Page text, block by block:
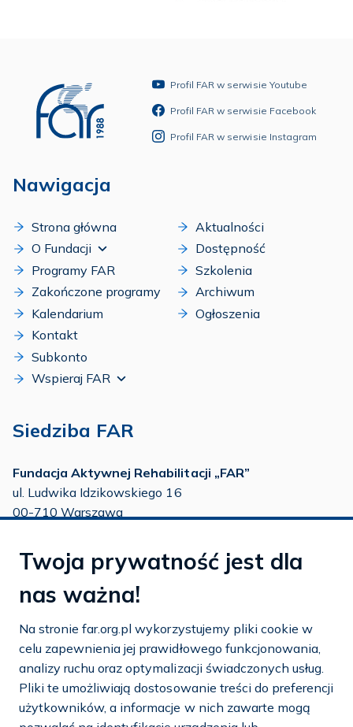
Profil FAR w serwisie Youtube
Profil FAR w serwisie Facebook
Profil FAR w serwisie Instagram
Nawigacja
Strona główna
O Fundacji
Programy FAR
Zakończone programy
Kalendarium
Kontakt
Subkonto
Wspieraj FAR
Aktualności
Dostępność
Szkolenia
Archiwum
Ogłoszenia
Siedziba FAR
Fundacja Aktywnej Rehabilitacji „FAR”
ul. Ludwika Idzikowskiego 16
00-710 Warszawa
tel.:22 651 88 03
22 858 26 39
tel.:22 642 22 91
e-mail:info@far.org.pl
Dostosuj cookies
Twoja prywatność jest dla
nas ważna!
Na stronie far.org.pl wykorzystujemy pliki cookie w
celu zapewnienia jej prawidłowego funkcjonowania,
analizy ruchu oraz optymalizacji świadczonych usług.
Pliki te umożliwiają dostosowanie treści do preferencji
użytkowników, a informacje w nich zawarte mogą